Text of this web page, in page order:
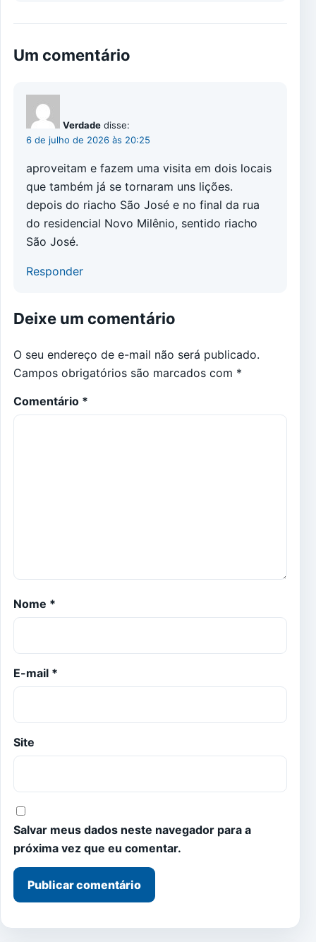
Um comentário
Verdade disse:
6 de julho de 2026 às 20:25
aproveitam e fazem uma visita em dois locais
que também já se tornaram uns lições.
depois do riacho São José e no final da rua
do residencial Novo Milênio, sentido riacho
São José.
Responder
Deixe um comentário
O seu endereço de e-mail não será publicado.
Campos obrigatórios são marcados com *
Comentário *
Nome *
E-mail *
Site
Salvar meus dados neste navegador para a
próxima vez que eu comentar.